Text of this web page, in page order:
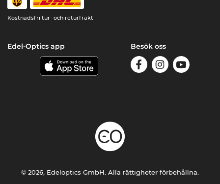
Kostnadsfri tur- och returfrakt
Edel-Optics app Besök oss
© 2026, Edeloptics GmbH. Alla rättigheter förbehållna.